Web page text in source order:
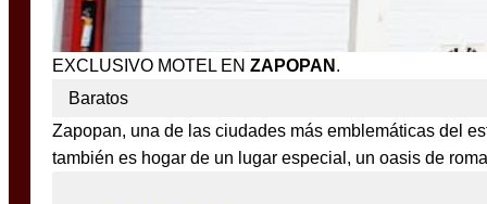
EXCLUSIVO MOTEL EN ZAPOPAN .
Baratos
Zapopan, una de las ciudades más emblemáticas del
también es hogar de un lugar especial, un oasis de